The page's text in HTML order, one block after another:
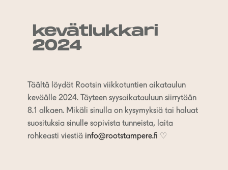
kevätlukkari
2024
Täältä löydät Rootsin viikkotuntien aikataulun
keväälle 2024. Täyteen syysaikatauluun siirrytään
8.1 alkaen. Mikäli sinulla on kysymyksiä tai haluat
suosituksia sinulle sopivista tunneista, laita
rohkeasti viestiä info@rootstampere.fi ♡